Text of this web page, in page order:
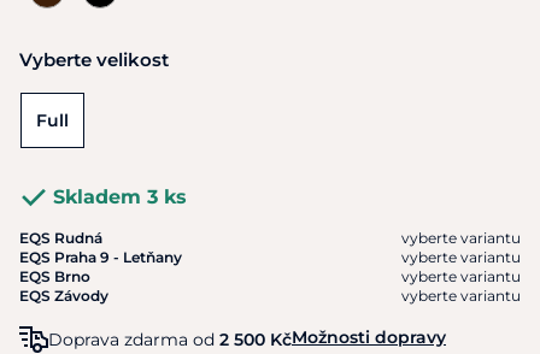
Vyberte velikost
Full
Skladem 3 ks
EQS Rudná
vyberte variantu
EQS Praha 9 - Letňany
vyberte variantu
EQS Brno
vyberte variantu
EQS Závody
vyberte variantu
Doprava zdarma od 2 500 KčMožnosti dopravy